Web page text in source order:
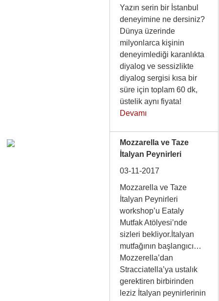
Yazın serin bir İstanbul
deneyimine ne dersiniz?
Dünya üzerinde
milyonlarca kişinin
deneyimlediği karanlıkta
diyalog ve sessizlikte
diyalog sergisi kısa bir
süre için toplam 60 dk,
üstelik aynı fiyata!
Devamı
Mozzarella ve Taze
İtalyan Peynirleri
03-11-2017
Mozzarella ve Taze
İtalyan Peynirleri
workshop’u Eataly
Mutfak Atölyesi’nde
sizleri bekliyor.İtalyan
mutfağının başlangıcı…
Mozzerella’dan
Stracciatella’ya ustalık
gerektiren birbirinden
leziz İtalyan peynirlerinin